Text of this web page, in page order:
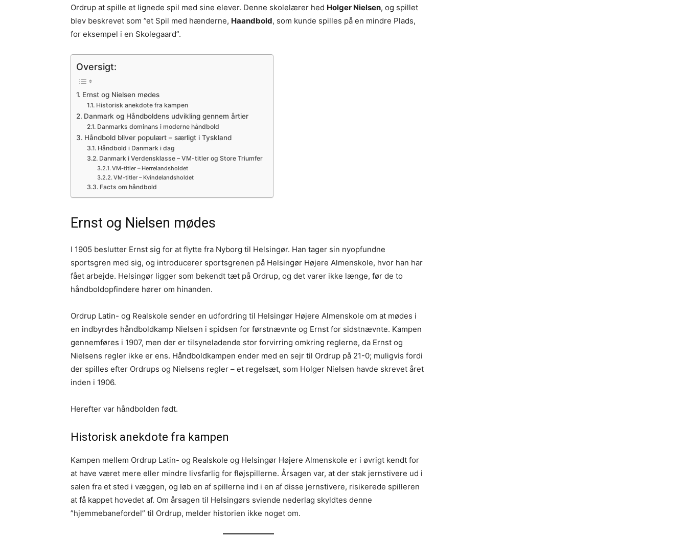
Ordrup at spille et lignede spil med sine elever. Denne skolelærer hed Holger Nielsen, og spillet
blev beskrevet som ”et Spil med hænderne, Haandbold, som kunde spilles på en mindre Plads,
for eksempel i en Skolegaard”.
Oversigt:
Ernst og Nielsen mødes
Historisk anekdote fra kampen
Danmark og Håndboldens udvikling gennem årtier
Danmarks dominans i moderne håndbold
Håndbold bliver populært – særligt i Tyskland
Håndbold i Danmark i dag
Danmark i Verdensklasse – VM-titler og Store Triumfer
VM-titler – Herrelandsholdet
VM-titler – Kvindelandsholdet
Facts om håndbold
Ernst og Nielsen mødes
I 1905 beslutter Ernst sig for at flytte fra Nyborg til Helsingør. Han tager sin nyopfundne
sportsgren med sig, og introducerer sportsgrenen på Helsingør Højere Almenskole, hvor han har
fået arbejde. Helsingør ligger som bekendt tæt på Ordrup, og det varer ikke længe, før de to
håndboldopfindere hører om hinanden.
Ordrup Latin- og Realskole sender en udfordring til Helsingør Højere Almenskole om at mødes i
en indbyrdes håndboldkamp Nielsen i spidsen for førstnævnte og Ernst for sidstnævnte. Kampen
gennemføres i 1907, men der er tilsyneladende stor forvirring omkring reglerne, da Ernst og
Nielsens regler ikke er ens. Håndboldkampen ender med en sejr til Ordrup på 21-0; muligvis fordi
der spilles efter Ordrups og Nielsens regler – et regelsæt, som Holger Nielsen havde skrevet året
inden i 1906.
Herefter var håndbolden født.
Historisk anekdote fra kampen
Kampen mellem Ordrup Latin- og Realskole og Helsingør Højere Almenskole er i øvrigt kendt for
at have været mere eller mindre livsfarlig for fløjspillerne. Årsagen var, at der stak jernstivere ud i
salen fra et sted i væggen, og løb en af spillerne ind i en af disse jernstivere, risikerede spilleren
at få kappet hovedet af. Om årsagen til Helsingørs sviende nederlag skyldtes denne
”hjemmebanefordel” til Ordrup, melder historien ikke noget om.